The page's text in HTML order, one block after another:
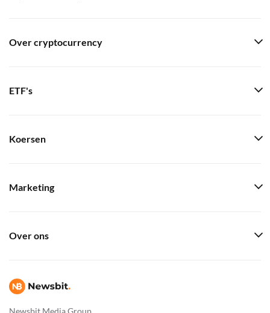
Newsbit Media Group
Over cryptocurrency
ETF's
Koersen
Marketing
Over ons